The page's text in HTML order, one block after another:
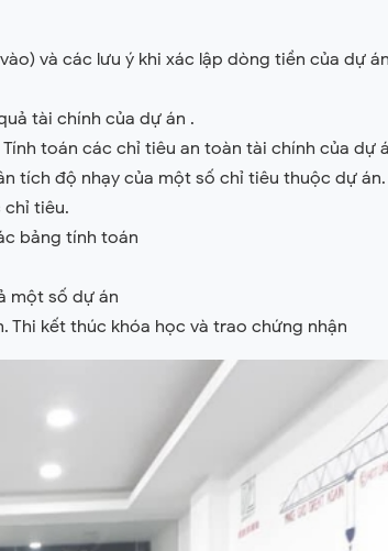
và các lưu ý khi xác lập dòng tiền của dự
tài chính của dự án .
toán các chỉ tiêu an toàn tài chính của dự
tích độ nhạy của một số chỉ tiêu thuộc dự án.
chỉ tiêu.
bảng tính toán
một số dự án
Thi kết thúc khóa học và trao chứng nhận